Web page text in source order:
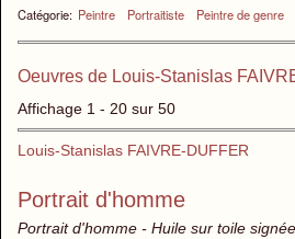
Catégorie: Peintre Portraitiste Peintre de genre
Oeuvres de Louis-Stanislas
Affichage 1 - 20 sur 50
Louis-Stanislas FAIVRE-DUFFER
Portrait d'homme
Portrait d'homme - Huile sur toile signée